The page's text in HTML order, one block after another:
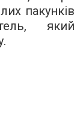
пакунків
який